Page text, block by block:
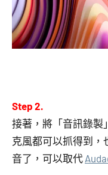
Step 2.
接著，將「音訊錄製
克風都可以抓得到，
音了，可以取代